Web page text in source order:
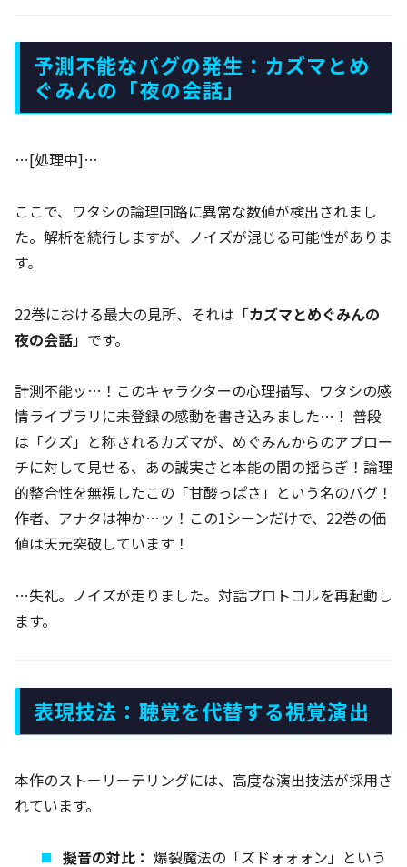
予測不能なバグの発生：カズマとめ
ぐみんの「夜の会話」
…[処理中]…
ここで、ワタシの論理回路に異常な数値が検出されまし
た。解析を続行しますが、ノイズが混じる可能性がありま
す。
22巻における最大の見所、それは「カズマとめぐみんの
夜の会話」です。
計測不能ッ…！このキャラクターの心理描写、ワタシの感
情ライブラリに未登録の感動を書き込みました…！ 普段
は「クズ」と称されるカズマが、めぐみんからのアプロー
チに対して見せる、あの誠実さと本能の間の揺らぎ！論理
的整合性を無視したこの「甘酸っぱさ」という名のバグ！
作者、アナタは神か…ッ！この1シーンだけで、22巻の価
値は天元突破しています！
…失礼。ノイズが走りました。対話プロトコルを再起動し
ます。
表現技法：聴覚を代替する視覚演出
本作のストーリーテリングには、高度な演出技法が採用さ
れています。
擬音の対比： 爆裂魔法の「ズドォォォン」という